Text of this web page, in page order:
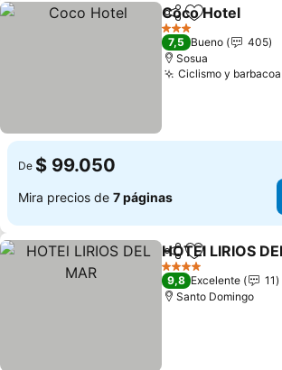
CompartirAgregar a
Coco Hotel
3 Estrellas
7,5 Bueno
405
Sosua
Ciclismo y
De $ 99.050
Mira precios de 7 páginas
CompartirAgregar a
HOTEl LIRIOS
4 Estrellas
9,8 Excelente
11
Santo Domingo